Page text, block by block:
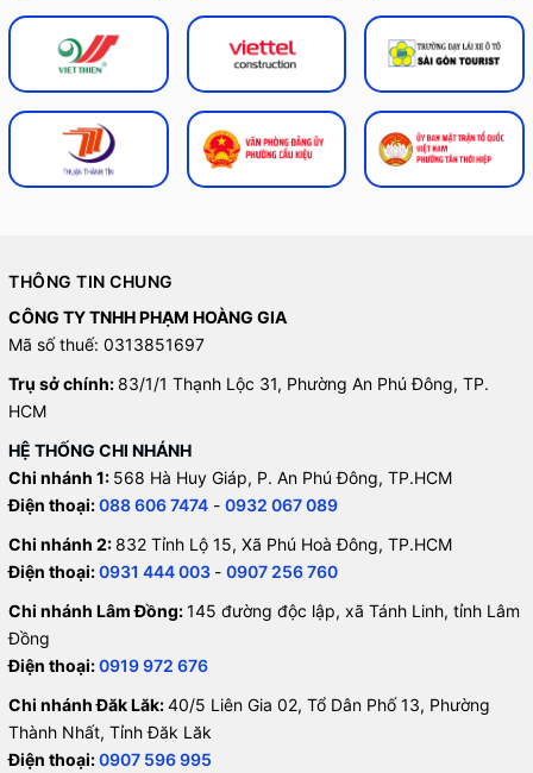
THÔNG TIN CHUNG
CÔNG TY TNHH PHẠM HOÀNG GIA
Mã số thuế: 0313851697
Trụ sở chính: 83/1/1 Thạnh Lộc 31, Phường An Phú Đông, TP.
HCM
HỆ THỐNG CHI NHÁNH
Chi nhánh 1: 568 Hà Huy Giáp, P. An Phú Đông, TP.HCM
Điện thoại:088 606 7474 - 0932 067 089
Chi nhánh 2: 832 Tỉnh Lộ 15, Xã Phú Hoà Đông, TP.HCM
Điện thoại:0931 444 003 - 0907 256 760
Chi nhánh Lâm Đồng:145 đường độc lập, xã Tánh Linh, tỉnh Lâm
Đồng
Điện thoại:0919 972 676
Chi nhánh Đăk Lăk:40/5 Liên Gia 02, Tổ Dân Phố 13, Phường
Thành Nhất, Tỉnh Đăk Lăk
Điện thoại:0907 596 995